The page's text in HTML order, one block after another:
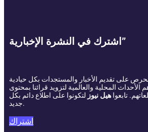
اشترك في النشرة الإخبارية”
على تقديم الأخبار والمستجدات بكل حيادية
المحلية والعالمية لتزويد قرائنا بمحتوى
تابعوا هيل نيوز لتكونوا على اطلاع دائم بكل
جديد.
اشتراك